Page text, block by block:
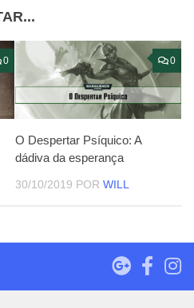
0 0
O Despertar Psíquico: A
dádiva da esperança
30/10/2019 POR WILL